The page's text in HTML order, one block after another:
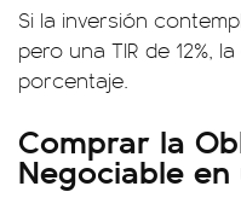
Si la inversión
pero una TIR de 12%,
porcentaje.
Comprar la
Negociable